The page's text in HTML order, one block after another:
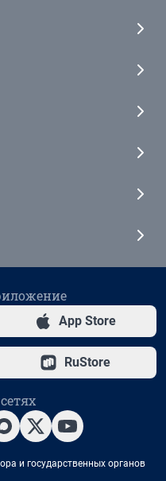
App Store
RuStore
и государственных органов